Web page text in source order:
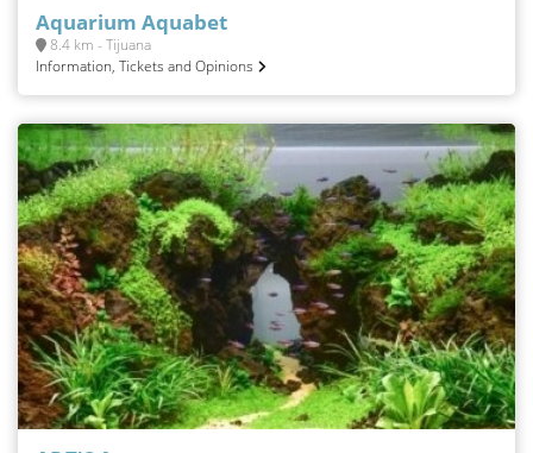
Aquarium Aquabet
8.4 km - Tijuana
Information, Tickets and Opinions